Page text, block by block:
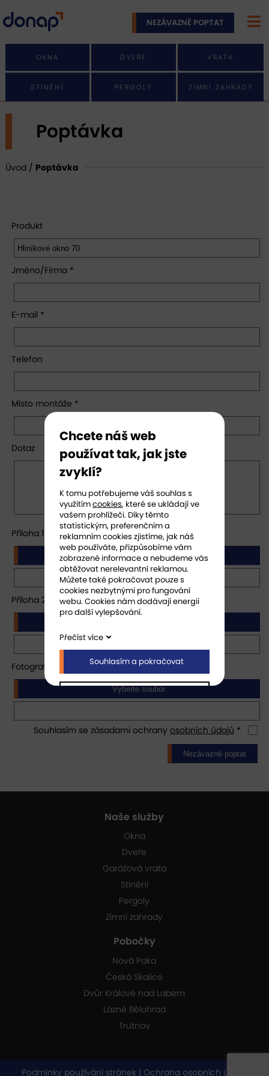
NEZÁVAZNĚ POPTAT
OKNA DVEŘE VRATA
STÍNĚNÍ PERGOLY ZIMNÍ ZAHRADY
Poptávka
Úvod/ Poptávka
Produkt
Jméno/Firma *
E-mail *
Telefon
Místo montáže *
Dotaz
Příloha 1
Vyberte soubor
Příloha 2
Fotografie
Vyberte soubor
Souhlasím se zásadami ochrany osobních údajů *
Nezávazně poptat
Naše služby
Okna
Dveře
Garážová vrata
Stínění
Pergoly
Zimní zahrady
Pobočky
Nová Paka
Česká Skalice
Dvůr Králové nad Labem
Lázně Bělohrad
Trutnov
Podmínky používání stránek | Ochrana osobních údajů
Chcete náš web
používat tak, jak jste
zvyklí?
K tomu potřebujeme váš souhlas s
využitímcookies, které se ukládají ve
vašem prohlížeči. Díky těmto
statistickým, preferenčním a
reklamním cookies zjistíme, jak náš
web používáte, přizpůsobíme vám
zobrazené informace a nebudeme vás
obtěžovat nerelevantní reklamou.
Můžete také pokračovat pouze s
cookies nezbytnými pro fungování
webu. Cookies nám dodávají energii
pro další vylepšování.
Přečíst více
Souhlasím a pokračovat
Přizpůsobit nastavení